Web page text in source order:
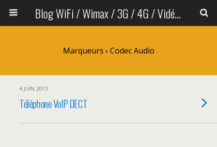
Blog WiFi / Wimax / 3G / 4G / Vidéo sans fil
Marqueurs › Codec Audio
4 JUIN 2013
Téléphone VoIP DECT